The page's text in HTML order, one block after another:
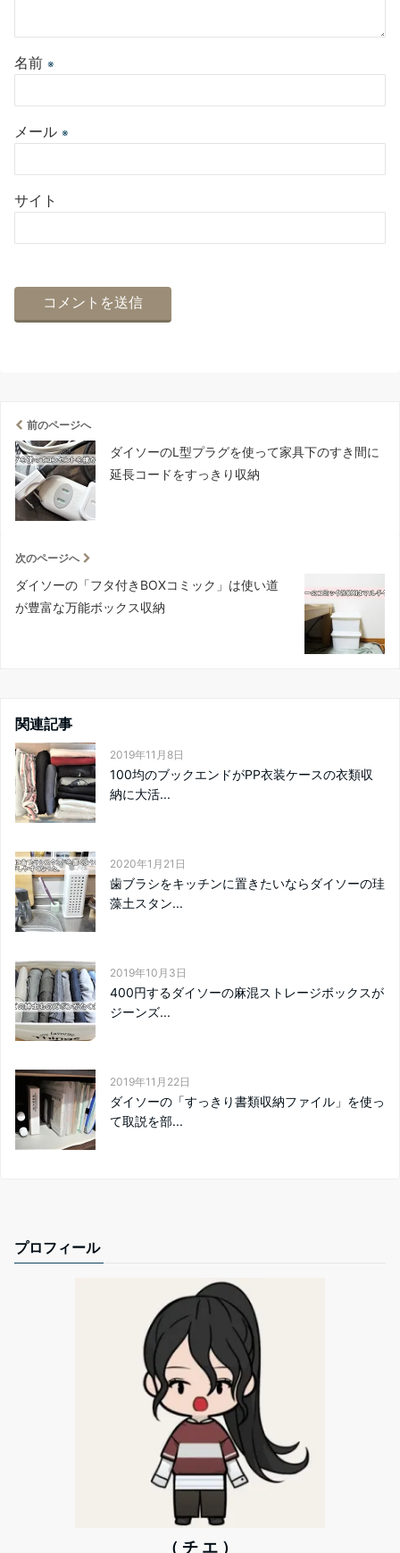
名前 ※
メール ※
サイト
前のページへ
ダイソーのL型プラグを使って家具下のすき間に
延長コードをすっきり収納
次のページへ
ダイソーの「フタ付きBOXコミック」は使い道
が豊富な万能ボックス収納
関連記事
2019年11月8日
100均のブックエンドがPP衣装ケースの衣類収
納に大活...
2020年1月21日
歯ブラシをキッチンに置きたいならダイソーの珪
藻土スタン...
2019年10月3日
400円するダイソーの麻混ストレージボックスが
ジーンズ...
2019年11月22日
ダイソーの「すっきり書類収納ファイル」を使っ
て取説を部...
プロフィール
（ チ エ ）